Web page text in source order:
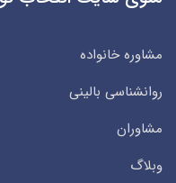
مشاوره خانواده
روانشناسی بالینی
مشاوران
وبلاگ